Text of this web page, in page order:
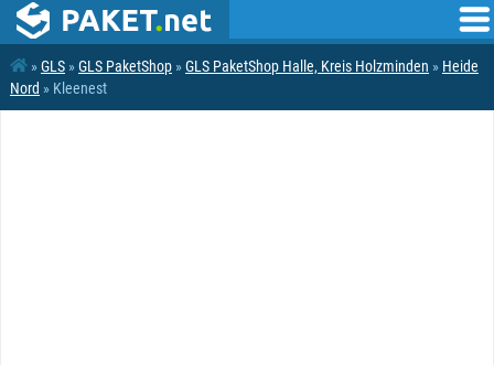
»GLS »GLS PaketShop »GLS PaketShop Halle, Kreis Holzminden » Heide
Nord » Kleenest